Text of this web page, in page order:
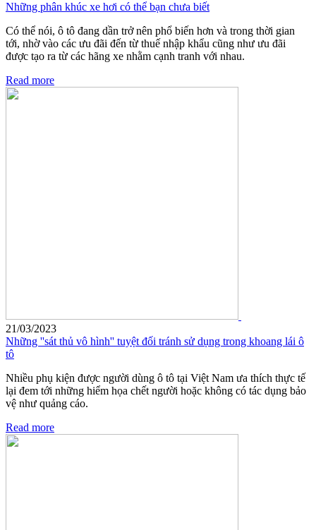
Những phân khúc xe hơi có thể bạn chưa biết
Có thể nói, ô tô đang dần trở nên phổ biến hơn và trong thời gian
tới, nhờ vào các ưu đãi đến từ thuế nhập khẩu cũng như ưu đãi
được tạo ra từ các hãng xe nhằm cạnh tranh với nhau.
Read more
21/03/2023
Những ''sát thủ vô hình'' tuyệt đối tránh sử dụng trong khoang lái ô
tô
Nhiều phụ kiện được người dùng ô tô tại Việt Nam ưa thích thực tế
lại đem tới những hiểm họa chết người hoặc không có tác dụng bảo
vệ như quảng cáo.
Read more